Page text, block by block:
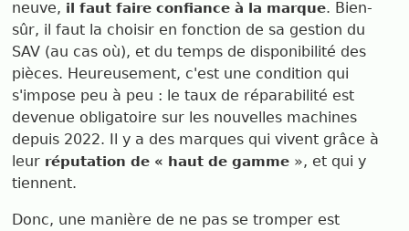
neuve, il faut faire confiance à la marque. Bien-
sûr, il faut la choisir en fonction de sa gestion du
SAV (au cas où), et du temps de disponibilité des
pièces. Heureusement, c'est une condition qui
s'impose peu à peu : le taux de réparabilité est
devenue obligatoire sur les nouvelles machines
depuis 2022. Il y a des marques qui vivent grâce à
leur réputation de « haut de gamme », et qui y
tiennent.
Donc, une manière de ne pas se tromper est